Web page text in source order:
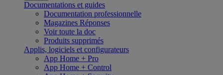
Documentations et guides
Documentation professionnelle
Magazines Réponses
Voir toute la doc
Produits supprimés
Applis, logiciels et configurateurs
App Home + Pro
App Home + Control